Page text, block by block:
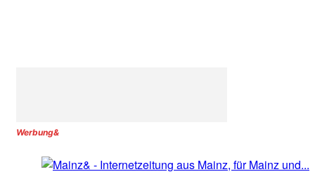
Werbung&